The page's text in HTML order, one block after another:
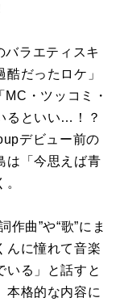
ラエティスキ
だったロケ」
・ツッコミ・
るといい…！？
デビュー前の
は「今思えば青
曲”や“歌”にま
んに憧れて音楽
いる」と話すと
本格的な内容に